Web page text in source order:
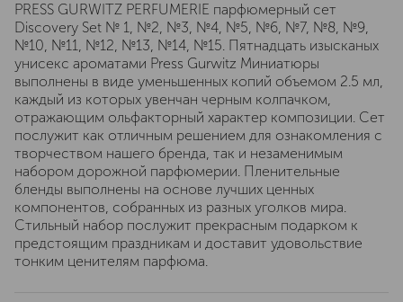
PRESS GURWITZ PERFUMERIE парфюмерный сет
Discovery Set № 1, №2, №3, №4, №5, №6, №7, №8, №9,
№10, №11, №12, №13, №14, №15. Пятнадцать изысканых
унисекс ароматами Press Gurwitz Миниатюры
выполнены в виде уменьшенных копий объемом 2.5 мл,
каждый из которых увенчан черным колпачком,
отражающим ольфакторный характер композиции. Сет
послужит как отличным решением для ознакомления с
творчеством нашего бренда, так и незаменимым
набором дорожной парфюмерии. Пленительные
бленды выполнены на основе лучших ценных
компонентов, собранных из разных уголков мира.
Стильный набор послужит прекрасным подарком к
предстоящим праздникам и доставит удовольствие
тонким ценителям парфюма.